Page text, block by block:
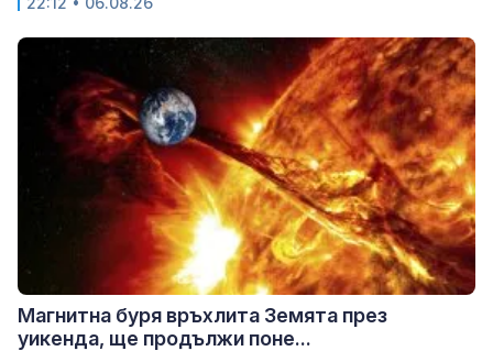
Магнитна буря връхлита Земята през
уикенда, ще продължи поне...